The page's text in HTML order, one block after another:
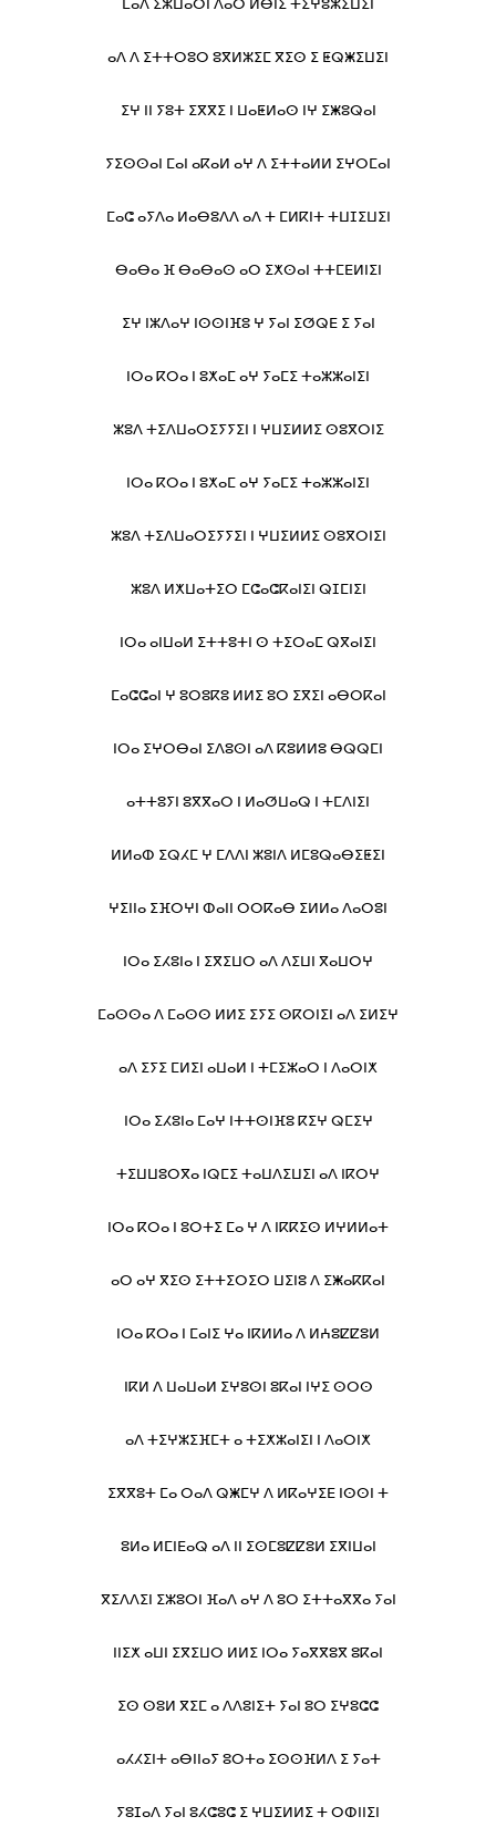
ⵎⴰⴷ ⵉⵣⵡⴰⵔⵏ ⴷⴰⵔ ⵍⴱⵏⵉ ⵜⵉⵖⵓⵣⵉⵡⵉⵏ
ⴰⴷ ⴷ ⵉⵜⵜⵔⵓⵔ ⵓⴳⵍⵣⵉⵎ ⴳⵉⵙ ⵉ ⵟⵕⵥⵉⵡⵉⵏ
ⵉⵖ ⵏⵏ ⵢⵓⵜ ⵉⴳⴳⵉ ⵏ ⵡⴰⵟⵍⴰⵙ ⵏⵖ ⵉⵥⵓⵕⴰⵏ
ⵢⵉⵙⵙⴰⵏ ⵎⴰⵏ ⴰⴽⴰⵍ ⴰⵖ ⴷ ⵉⵜⵜⴰⵍⵍ ⵉⵖⵔⵎⴰⵏ
ⵎⴰⵛ ⴰⵢⴷⴰ ⵍⴰⴱⵓⴷⴷ ⴰⴷ ⵜ ⵎⵍⴽⵏⵜ ⵜⵡⵊⵉⵡⵉⵏ
ⴱⴰⴱⴰ ⴼ ⴱⴰⴱⴰⵙ ⴰⵔ ⵉⵅⵙⴰⵏ ⵜⵜⵎⴹⵍⵏⵉⵏ
ⵉⵖ ⵏⵣⴷⴰⵖ ⵏⵙⵙⵏⴼⵓ ⵖ ⵢⴰⵏ ⵉⵚⵕⴹ ⵉ ⵢⴰⵏ
ⵏⵔⴰ ⴽⵔⴰ ⵏ ⵓⵅⴰⵎ ⴰⵖ ⵢⴰⵎⵉ ⵜⴰⵣⵣⴰⵏⵉⵏ
ⵣⵓⴷ ⵜⵉⴷⵡⴰⵔⵉⵢⵢⵉⵏ ⵏ ⵖⵡⵉⵍⵍⵉ ⵙⵓⴳⵔⵏⵉ
ⵏⵔⴰ ⴽⵔⴰ ⵏ ⵓⵅⴰⵎ ⴰⵖ ⵢⴰⵎⵉ ⵜⴰⵣⵣⴰⵏⵉⵏ
ⵣⵓⴷ ⵜⵉⴷⵡⴰⵔⵉⵢⵢⵉⵏ ⵏ ⵖⵡⵉⵍⵍⵉ ⵙⵓⴳⵔⵏⵉⵏ
ⵣⵓⴷ ⵍⵅⵡⴰⵜⵉⵔ ⵎⵛⴰⵛⴽⴰⵏⵉⵏ ⵕⵊⵎⵏⵉⵏ
ⵏⵔⴰ ⴰⵏⵡⴰⵍ ⵉⵜⵜⵓⵜⵏ ⵙ ⵜⵉⵔⴰⵎ ⵕⴳⴰⵏⵉⵏ
ⵎⴰⵛⵛⴰⵏ ⵖ ⵓⵔⵓⴽⵓ ⵍⵍⵉ ⵓⵔ ⵉⴳⵉⵏ ⴰⴱⵔⴽⴰⵏ
ⵏⵔⴰ ⵉⵖⵔⴱⴰⵏ ⵉⴷⵓⵙⵏ ⴰⴷ ⴽⵓⵍⵍⵓ ⴱⵕⵕⵎⵏ
ⴰⵜⵜⵓⵢⵏ ⵓⴳⴳⴰⵔ ⵏ ⵍⴰⵚⵡⴰⵕ ⵏ ⵜⵎⴷⵏⵉⵏ
ⵍⵍⴰⵀ ⵉⵕⵃⵎ ⵖ ⵎⴷⴷⵏ ⵣⵓⵏⴷ ⵍⵎⵓⵕⴰⴱⵉⵟⵉⵏ
ⵖⵉⵏⵏⴰ ⵉⴼⵔⵖⵏ ⵀⴰⵏⵏ ⵔⵔⴽⴰⴱ ⵉⵍⵍⴰ ⴷⴰⵔⵓⵏ
ⵏⵔⴰ ⵉⵃⵓⵏⴰ ⵏ ⵉⴳⵉⵡⵔ ⴰⴷ ⴷⵉⵡⵏ ⴳⴰⵡⵔⵖ
ⵎⴰⵙⵙⴰ ⴷ ⵎⴰⵙⵙ ⵍⵍⵉ ⵉⵢⵉ ⵙⴽⵔⵏⵉⵏ ⴰⴷ ⵉⵍⵉⵖ
ⴰⴷ ⵉⵢⵉ ⵎⵍⵉⵏ ⴰⵡⴰⵍ ⵏ ⵜⵎⵉⵣⴰⵔ ⵏ ⴷⴰⵔⵏⵅ
ⵏⵔⴰ ⵉⵃⵓⵏⴰ ⵎⴰⵖ ⵏⵜⵜⵙⵏⴼⵓ ⴽⵉⵖ ⵕⵎⵉⵖ
ⵜⵉⵡⵡⵓⵔⴳⴰ ⵏⵕⵎⵉ ⵜⴰⵡⴷⵉⵡⵉⵏ ⴰⴷ ⵏⴽⵔⵖ
ⵏⵔⴰ ⴽⵔⴰ ⵏ ⵓⵔⵜⵉ ⵎⴰ ⵖ ⴷ ⵏⴽⴽⵉⵙ ⵍⵖⵍⵍⴰⵜ
ⴰⵔ ⴰⵖ ⴳⵉⵙ ⵉⵜⵜⵉⵔⵉⵔ ⵡⵉⵏⵓ ⴷ ⵉⵥⴰⴽⴽⴰⵏ
ⵏⵔⴰ ⴽⵔⴰ ⵏ ⵎⴰⵏⵉ ⵖⴰ ⵏⴽⵍⵍⴰ ⴷ ⵍⵄⵓⵇⵇⵓⵍ
ⵏⴽⵍ ⴷ ⵡⴰⵡⴰⵍ ⵉⵖⵓⵙⵏ ⵓⴽⴰⵏ ⵏⵖⵉ ⵙⵔⵙ
ⴰⴷ ⵜⵉⵖⵣⵉⴼⵎⵜ ⴰ ⵜⵉⵅⵣⴰⵏⵉⵏ ⵏ ⴷⴰⵔⵏⵅ
ⵉⴳⴳⵓⵜ ⵎⴰ ⵔⴰⴷ ⵕⵥⵎⵖ ⴷ ⵍⴽⴰⵖⵉⴹ ⵏⵙⵙⵏ ⵜ
ⵓⵍⴰ ⵍⵎⵏⴹⴰⵕ ⴰⴷ ⵏⵏ ⵉⵙⵎⵓⵇⵇⵓⵍ ⵉⴳⵏⵡⴰⵏ
ⴳⵉⴷⴷⵉⵏ ⵉⵣⵓⵔⵏ ⴼⴰⴷ ⴰⵖ ⴷ ⵓⵔ ⵉⵜⵜⴰⴳⴳⴰ ⵢⴰⵏ
ⵏⵏⵉⵅ ⴰⵡⵏ ⵉⴳⵉⵡⵔ ⵍⵍⵉ ⵏⵔⴰ ⵢⴰⴳⴳⵓⴳ ⵓⴽⴰⵏ
ⵉⵙ ⵙⵓⵍ ⴳⵉⵎ ⴰ ⴷⴷⵓⵏⵉⵜ ⵢⴰⵏ ⵓⵔ ⵉⵖⵓⵛⵛ
ⴰⵃⵃⵉⵏⵜ ⴰⴱⵏⵏⴰⵢ ⵓⵔⵜⴰ ⵉⵙⵙⴼⵍⴷ ⵉ ⵢⴰⵜ
ⵢⵓⵊⴰⴷ ⵢⴰⵏ ⵓⵃⵛⵓⵛ ⵉ ⵖⵡⵉⵍⵍⵉ ⵜ ⵔⵀⵏⵏⵉⵏ